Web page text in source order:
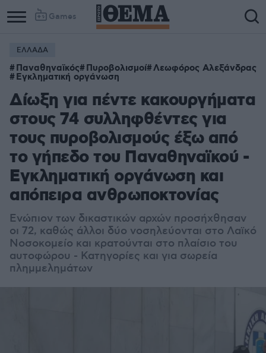
Games
ΕΛΛΑΔΑ
Παναθηναϊκός Πυροβολισμοί Λεωφόρος Αλεξάνδρας
Εγκληματική οργάνωση
Δίωξη για πέντε κακουργήματα
στους 74 συλληφθέντες για
τους πυροβολισμούς έξω από
το γήπεδο του Παναθηναϊκού -
Εγκληματική οργάνωση και
απόπειρα ανθρωποκτονίας
Ενώπιον των δικαστικών αρχών προσήχθησαν
οι 72, καθώς άλλοι δύο νοσηλεύονται στο Λαϊκό
Νοσοκομείο και κρατούνται στο πλαίσιο του
αυτοφώρου - Κατηγορίες και για σωρεία
πλημμελημάτων